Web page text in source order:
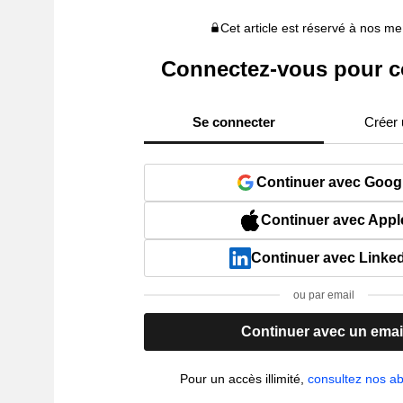
Cet article est réservé à nos
Connectez-vous pour
Se connecter Créer
Continuer avec
Continuer avec
Continuer avec
ou par email
Continuer avec un email
Pour un accès illimité,consultez nos